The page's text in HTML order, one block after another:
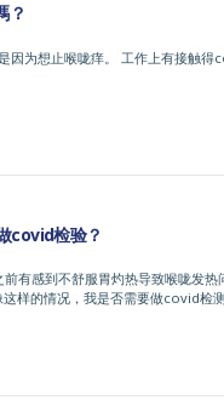
？
因为想止喉咙痒。 工作上有接触得
covid检验？
有感到不舒服胃灼热导致喉咙发
样的情况，我是否需要做covid检